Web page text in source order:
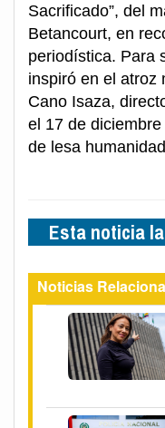
Sacrificado”, del
Betancourt, en
periodística. Para
inspiró en el atroz
Cano Isaza,
el 17 de
de lesa
Esta noticia
Noticias